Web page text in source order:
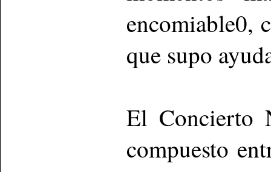
encomiable0,
que supo
El Concierto
compuesto